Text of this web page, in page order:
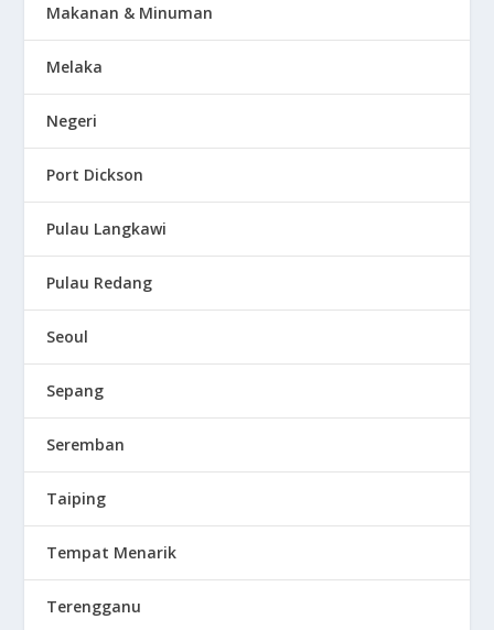
Makanan & Minuman
Melaka
Negeri
Port Dickson
Pulau Langkawi
Pulau Redang
Seoul
Sepang
Seremban
Taiping
Tempat Menarik
Terengganu